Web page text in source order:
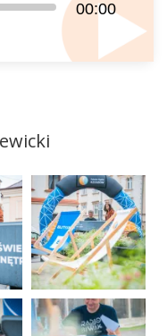
00:00